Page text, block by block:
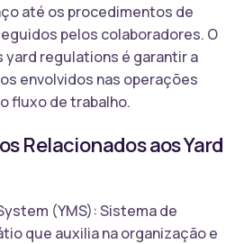
até os procedimentos de
pelos colaboradores. O
yard regulations é garantir a
envolvidos nas operações
fluxo de trabalho.
Relacionados aos Yard
(YMS): Sistema de
que auxilia na organização e